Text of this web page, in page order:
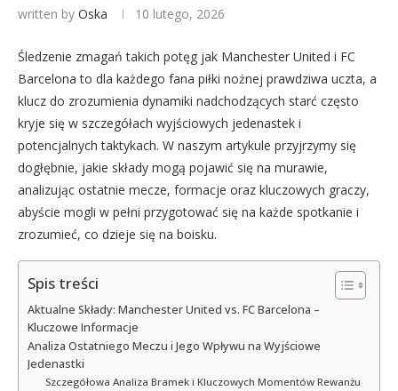
written by Oska 10 lutego, 2026
Śledzenie zmagań takich potęg jak Manchester United i FC
Barcelona to dla każdego fana piłki nożnej prawdziwa uczta, a
klucz do zrozumienia dynamiki nadchodzących starć często
kryje się w szczegółach wyjściowych jedenastek i
potencjalnych taktykach. W naszym artykule przyjrzymy się
dogłębnie, jakie składy mogą pojawić się na murawie,
analizując ostatnie mecze, formacje oraz kluczowych graczy,
abyście mogli w pełni przygotować się na każde spotkanie i
zrozumieć, co dzieje się na boisku.
Spis treści
Aktualne Składy: Manchester United vs. FC Barcelona –
Kluczowe Informacje
Analiza Ostatniego Meczu i Jego Wpływu na Wyjściowe
Jedenastki
Szczegółowa Analiza Bramek i Kluczowych Momentów Rewanżu